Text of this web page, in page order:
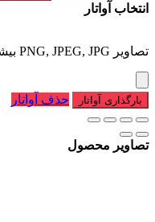
انتخاب آواتار
تصاویر PNG, JPEG, JPG بیشترین حجم مجاز 3 مگابایت
بارگذاری آواتار حذف آواتار
تصاویر محصول